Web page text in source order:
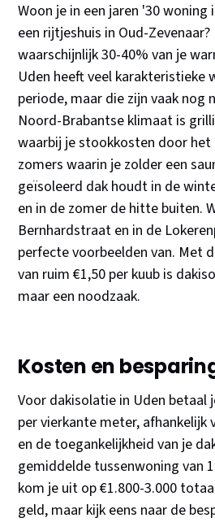
Woon je in een jaren '30 woning
een rijtjeshuis in Oud-Zevenaar?
waarschijnlijk 30-40% van je
Uden heeft veel karakteristieke
periode, maar die zijn vaak nog
Noord-Brabantse klimaat is
waarbij je stookkosten door het
zomers waarin je zolder een
geïsoleerd dak houdt in de
en in de zomer de hitte buiten.
Bernhardstraat en in de
perfecte voorbeelden van. Met
van ruim €1,50 per kuub is
maar een noodzaak.
Kosten en
Voor dakisolatie in Uden betaal
per vierkante meter, afhankelijk
en de toegankelijkheid van je
gemiddelde tussenwoning van
kom je uit op €1.800-3.000
geld, maar kijk eens naar de